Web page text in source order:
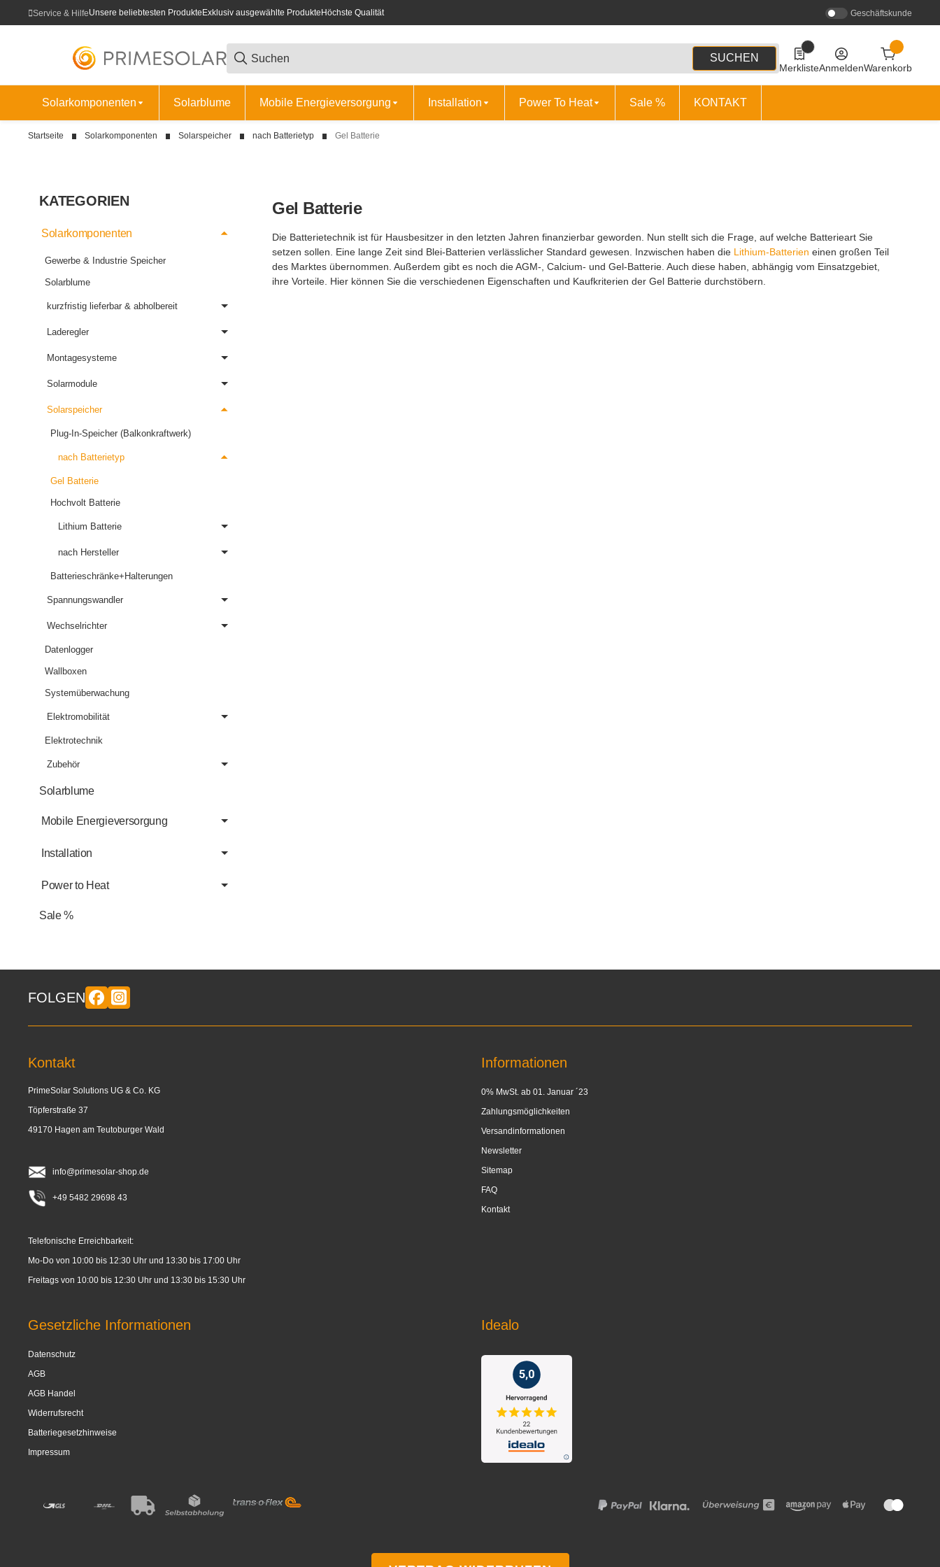
Service & HilfeUnsere beliebtesten Produkte Exklusiv ausgewählte Produkte Höchste Qualität Geschäftskunde
SUCHEN
0 Produkte in der Liste
MerklisteAnmeldenWarenkorb
Solarkomponenten Solarblume Mobile Energieversorgung Installation Power To Heat Sale % KONTAKT
Startseite Solarkomponenten Solarspeicher nach Batterietyp Gel Batterie
Gel Batterie
Die Batterietechnik ist für Hausbesitzer in den letzten Jahren finanzierbar geworden. Nun stellt sich die Frage, auf welche Batterieart Sie
setzen sollen. Eine lange Zeit sind Blei-Batterien verlässlicher Standard gewesen. Inzwischen haben die Lithium-Batterien einen großen Teil
des Marktes übernommen. Außerdem gibt es noch die AGM-, Calcium- und Gel-Batterie. Auch diese haben, abhängig vom Einsatzgebiet,
ihre Vorteile. Hier können Sie die verschiedenen Eigenschaften und Kaufkriterien der Gel Batterie durchstöbern.
KATEGORIEN
Solarkomponenten
Gewerbe & Industrie Speicher
Solarblume
kurzfristig lieferbar & abholbereit
Laderegler
Montagesysteme
Solarmodule
Solarspeicher
Plug-In-Speicher (Balkonkraftwerk)
nach Batterietyp
Gel Batterie
Hochvolt Batterie
Lithium Batterie
nach Hersteller
Batterieschränke+Halterungen
Spannungswandler
Wechselrichter
Datenlogger
Wallboxen
Systemüberwachung
Elektromobilität
Elektrotechnik
Zubehör
Solarblume
Mobile Energieversorgung
Installation
Power to Heat
Sale %
FOLGEN
Kontakt
PrimeSolar Solutions UG & Co. KG
Töpferstraße 37
49170 Hagen am Teutoburger Wald
info@primesolar-shop.de
+49 5482 29698 43
Telefonische Erreichbarkeit:
Mo-Do von 10:00 bis 12:30 Uhr und 13:30 bis 17:00 Uhr
Freitags von 10:00 bis 12:30 Uhr und 13:30 bis 15:30 Uhr
Informationen
0% MwSt. ab 01. Januar ´23
Zahlungsmöglichkeiten
Versandinformationen
Newsletter
Sitemap
FAQ
Kontakt
Gesetzliche Informationen
Datenschutz
AGB
AGB Handel
Widerrufsrecht
Batteriegesetzhinweise
Impressum
Idealo